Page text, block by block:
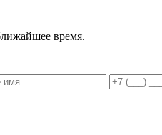
время.